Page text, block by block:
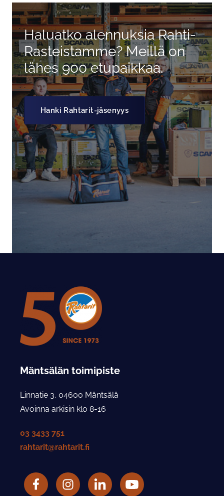
Haluatko alennuksia Rahti-
Rasteistamme? Meillä on
lähes 900 etupaikkaa.
Hanki Rahtarit-jäsenyys
Mäntsälän toimipiste
Linnatie 3, 04600 Mäntsälä
Avoinna arkisin klo 8-16
03 3433 751
rahtarit@rahtarit.fi
FacebookRahtarit ry Instagram-tili
LinkedIn Rahtarit ry YouTube-tili